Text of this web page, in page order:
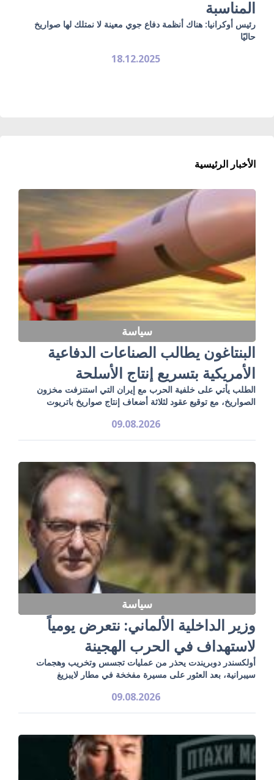
المناسبة
رئيس أوكرانيا: هناك أنظمة دفاع جوي معينة لا نمتلك لها صواريخ
حاليًا
18.12.2025
الأخبار الرئيسية
سياسة
البنتاغون يطالب الصناعات الدفاعية
الأمريكية بتسريع إنتاج الأسلحة
الطلب يأتي على خلفية الحرب مع إيران التي استنزفت مخزون
الصواريخ، مع توقيع عقود لثلاثة أضعاف إنتاج صواريخ باتريوت
09.08.2026
سياسة
وزير الداخلية الألماني: نتعرض يومياً
لاستهداف في الحرب الهجينة
أولكسندر دوبريندت يحذر من عمليات تجسس وتخريب وهجمات
سيبرانية، بعد العثور على مسيرة مفخخة في مطار لايبزيغ
09.08.2026